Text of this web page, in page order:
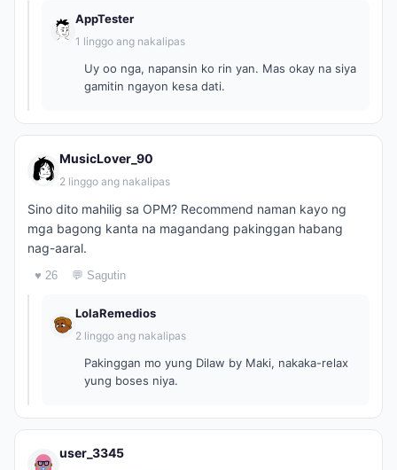
AppTester
1 linggo ang nakalipas
Uy oo nga, napansin ko rin yan. Mas okay na siya
gamitin ngayon kesa dati.
MusicLover_90
2 linggo ang nakalipas
Sino dito mahilig sa OPM? Recommend naman kayo ng
mga bagong kanta na magandang pakinggan habang
nag-aaral.
♥ 26 💬 Sagutin
LolaRemedios
2 linggo ang nakalipas
Pakinggan mo yung Dilaw by Maki, nakaka-relax
yung boses niya.
user_3345